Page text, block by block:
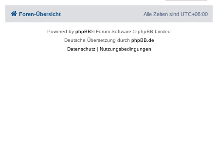
Foren-Übersicht Alle Zeiten sind UTC+08:00
Powered by phpBB® Forum Software © phpBB Limited
Deutsche Übersetzung durch phpBB.de
Datenschutz| Nutzungsbedingungen